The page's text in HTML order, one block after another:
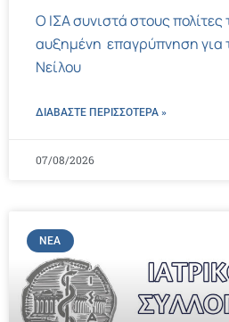
Ο ΙΣΑ συνιστά στους πολίτες
αυξημένη επαγρύπνηση για
Νείλου
ΔΙΑΒΑΣΤΕ ΠΕΡΙΣΣΌΤΕΡΑ »
07/08/2026
ΝΈΑ